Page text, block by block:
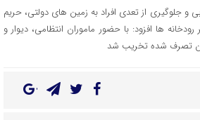
و جلوگیری از تعدی افراد به زمین های دولتی، حریم
ها افزود: با حضور ماموران انتظامی، دیوار و
تصرف شده تخریب شد